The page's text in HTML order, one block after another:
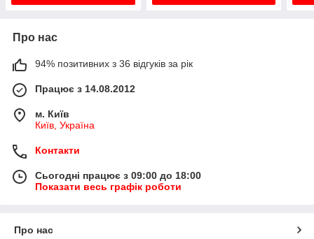
Про нас
94% позитивних з 36 відгуків за рік
Працює з 14.08.2012
м. Київ
Київ, Україна
Контакти
Сьогодні працює з 09:00 до 18:00
Показати весь графік роботи
Про нас